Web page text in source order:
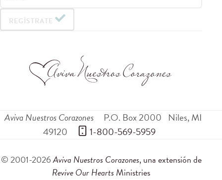
REGÍSTRATE
Aviva Nuestros Corazones P.O. Box 2000 Niles,MI
49120
1-800-569-5959
© 2001-2026Aviva Nuestros Corazones, una extensión de
Revive Our Hearts Ministries